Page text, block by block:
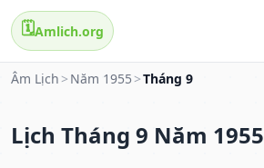
🗓️Amlich.org
Âm Lịch > Năm 1955 >Tháng 9
Lịch Tháng 9 Năm 1955